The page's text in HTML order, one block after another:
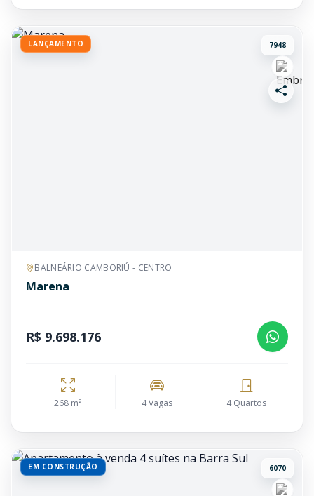
LANÇAMENTO 7948
BALNEÁRIO CAMBORIÚ - CENTRO
Marena
R$ 9.698.176
268 m² 4 Vagas 4 Quartos
EM CONSTRUÇÃO 6070